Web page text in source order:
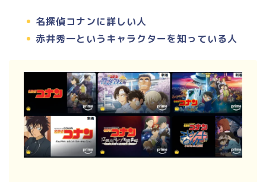
名探偵コナンに詳しい人
赤井秀一というキャラクターを知っている人